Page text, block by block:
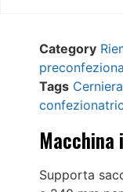
Category
Tags
Supporta